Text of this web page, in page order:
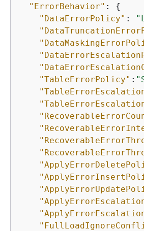
"ErrorBehavior" : {
"DataErrorPolicy" :
"TableErrorPolicy" :